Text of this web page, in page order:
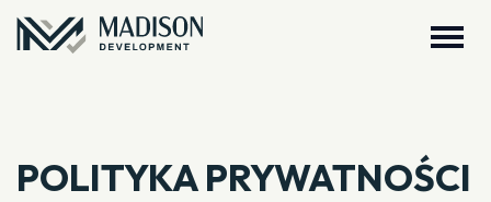
POLITYKA PRYWATNOŚCI